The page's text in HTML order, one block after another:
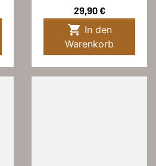
Preis
29,90 €

Warenkorb